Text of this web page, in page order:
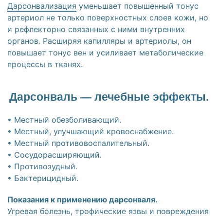
Дарсонвализация уменьшает повышенный тонус
артериол не только поверхностных слоев кожи, но
и рефлекторно связанных с ними внутренних
органов. Расширяя капилляры и артериолы, он
повышает тонус вен и усиливает метаболические
процессы в тканях.
Дарсонваль — лечебные эффекты.
• Местный обезболивающий.
• Местный, улучшающий кровоснабжение.
• Местный противовоспалительный.
• Сосудорасширяющий.
• Противозудный.
• Бактерицидный.
Показания к применению дарсонваля.
Угревая болезнь, трофические язвы и повреждения